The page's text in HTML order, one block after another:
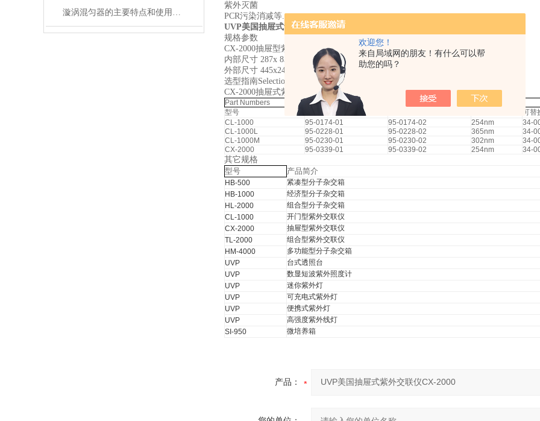
欢迎您！
来自局域网的朋友！有什么可以帮
助您的吗？
漩涡混匀器的主要特点和使用说明
紫外灭菌
PCR污染消减等.
UVP美国抽屉式紫外交联仪CX-2000
规格参数
CX-2000抽屉型紫外交联仪尺寸
内部尺寸 287x 83x287mm
外部尺寸 445x241x381mm
选型指南Selection Guide
CX-2000抽屉式紫外交联仪的订货信息
Part Numbers
型号
可
CL-1000
95-0174-01 95-0174-02 254nm
34-
CL-1000L
95-0228-01 95-0228-02 365nm
34-
CL-1000M
95-0230-01 95-0230-02 302nm
34-
CX-2000
95-0339-01 95-0339-02 254nm 34-
其它规格
型号
产品简介
HB-500 紧凑型分子杂交箱
HB-1000 经济型分子杂交箱
HL-2000 组合型分子杂交箱
CL-1000 开门型紫外交联仪
CX-2000 抽屉型紫外交联仪
TL-2000 组合型紫外交联仪
HM-4000 多功能型分子杂交箱
UVP 台式透照台
UVP 数显短波紫外照度计
UVP 迷你紫外灯
UVP 可充电式紫外灯
UVP 便携式紫外灯
UVP 高强度紫外线灯
SI-950 微培养箱
产品：